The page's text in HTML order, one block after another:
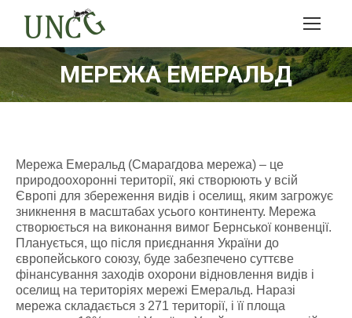
МЕРЕЖА ЕМЕРАЛЬД
Мережа Емеральд (Смарагдова мережа) – це
природоохоронні території, які створюють у всій
Європі для збереження видів і оселищ, яким загрожує
зникнення в масштабах усього континенту. Мережа
створюється на виконання вимог Бернської конвенції.
Планується, що після приєднання України до
європейського союзу, буде забезпечено суттєве
фінансування заходів охорони відновлення видів і
оселищ на територіях мережі Емеральд. Наразі
мережа складається з 271 території, і її площа